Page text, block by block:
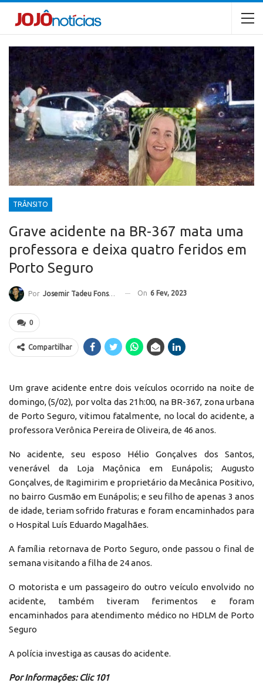
TRÂNSITO
Grave acidente na BR-367 mata uma
professora e deixa quatro feridos em
Porto Seguro
Por Josemir Tadeu Fonseca On 6 Fev, 2023
0
Compartilhar
Um grave acidente entre dois veículos ocorrido na noite de
domingo, (5/02), por volta das 21h:00, na BR-367, zona urbana
de Porto Seguro, vitimou fatalmente, no local do acidente, a
professora Verônica Pereira de Oliveira, de 46 anos.
No acidente, seu esposo Hélio Gonçalves dos Santos,
venerável da Loja Maçônica em Eunápolis; Augusto
Gonçalves, de Itagimirim e proprietário da Mecânica Positivo,
no bairro Gusmão em Eunápolis; e seu filho de apenas 3 anos
de idade, teriam sofrido fraturas e foram encaminhados para
o Hospital Luís Eduardo Magalhães.
A família retornava de Porto Seguro, onde passou o final de
semana visitando a filha de 24 anos.
O motorista e um passageiro do outro veículo envolvido no
acidente, também tiveram ferimentos e foram
encaminhados para atendimento médico no HDLM de Porto
Seguro
A polícia investiga as causas do acidente.
Por Informações: Clic 101